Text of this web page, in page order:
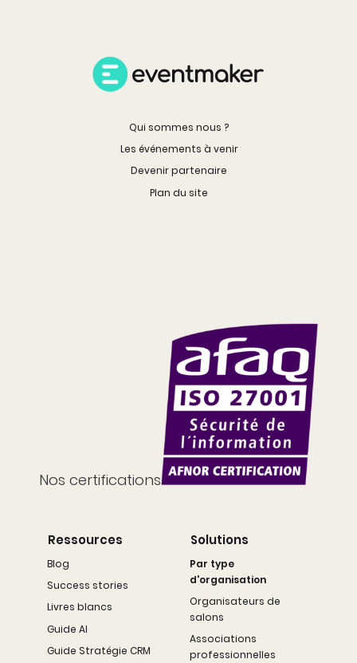
Qui sommes nous ?
Les événements à venir
Devenir partenaire
Plan du site
Nos certifications
Ressources
Blog
Success stories
Livres blancs
Guide AI
Guide Stratégie CRM
Solutions
Par type
d'organisation
Organisateurs de
salons
Associations
professionnelles